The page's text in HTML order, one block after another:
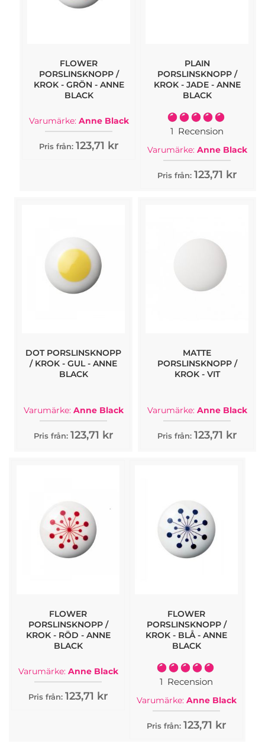
FLOWER
PORSLINSKNOPP /
KROK - GRÖN - ANNE
BLACK
Varumärke: Anne Black
Pris från: 123,71 kr
PLAIN
PORSLINSKNOPP /
KROK - JADE - ANNE
BLACK
Rating:
100%
1 Recension
Varumärke: Anne Black
Pris från: 123,71 kr
DOT PORSLINSKNOPP
/ KROK - GUL - ANNE
BLACK
Varumärke: Anne Black
Pris från: 123,71 kr
MATTE
PORSLINSKNOPP /
KROK - VIT
Varumärke: Anne Black
Pris från: 123,71 kr
FLOWER
PORSLINSKNOPP /
KROK - RÖD - ANNE
BLACK
Varumärke: Anne Black
Pris från: 123,71 kr
FLOWER
PORSLINSKNOPP /
KROK - BLÅ - ANNE
BLACK
Rating:
100%
1 Recension
Varumärke: Anne Black
Pris från: 123,71 kr